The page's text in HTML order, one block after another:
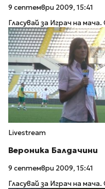
9 септември 2009, 15:41
Гласувай за Играч на
Livestream
Вероника Балдачини
9 септември 2009, 15:41
Гласувай за Играч на